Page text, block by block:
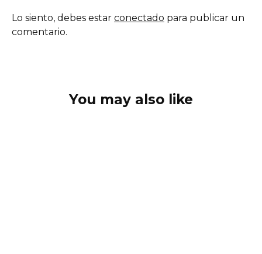
Lo siento, debes estar conectado para publicar un
comentario.
You may also like